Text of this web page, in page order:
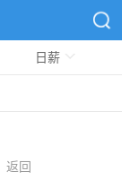
日薪
返回